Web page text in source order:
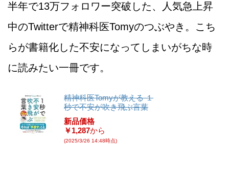
半年で13万フォロワー突破した、人気急上昇
中のTwitterで精神科医Tomyのつぶやき。こち
らが書籍化した不安になってしまいがちな時
に読みたい一冊です。
精神科医Tomyが教える １
秒で不安が吹き飛ぶ言葉
新品価格
￥1,287から
(2025/3/26 14:48時点)